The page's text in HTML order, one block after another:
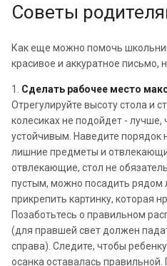
Советы
Как еще можно помочь
красивое и аккуратное письмо,
1. Сделать рабочее место
Отрегулируйте высоту стола и
колесиках не подойдет -
устойчивым. Наведите порядок
лишние предметы и
отвлекающие, стол не
пустым, можно посадить рядом
прикрепить картинку, которая
Позаботьтесь о правильном
(для правшей свет должен
справа). Следите, чтобы
осанка оставалась правильной.